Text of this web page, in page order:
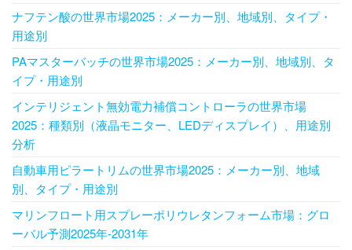
ナフテン酸の世界市場2025：メーカー別、地域別、タイプ・
用途別
PAマスターバッチの世界市場2025：メーカー別、地域別、タ
イプ・用途別
インテリジェント無効電力補償コントローラの世界市場
2025：種類別（液晶モニター、LEDディスプレイ）、用途別
分析
自動車用ピラートリムの世界市場2025：メーカー別、地域
別、タイプ・用途別
マリンフロート用スプレーポリウレタンフォーム市場：グロ
ーバル予測2025年-2031年